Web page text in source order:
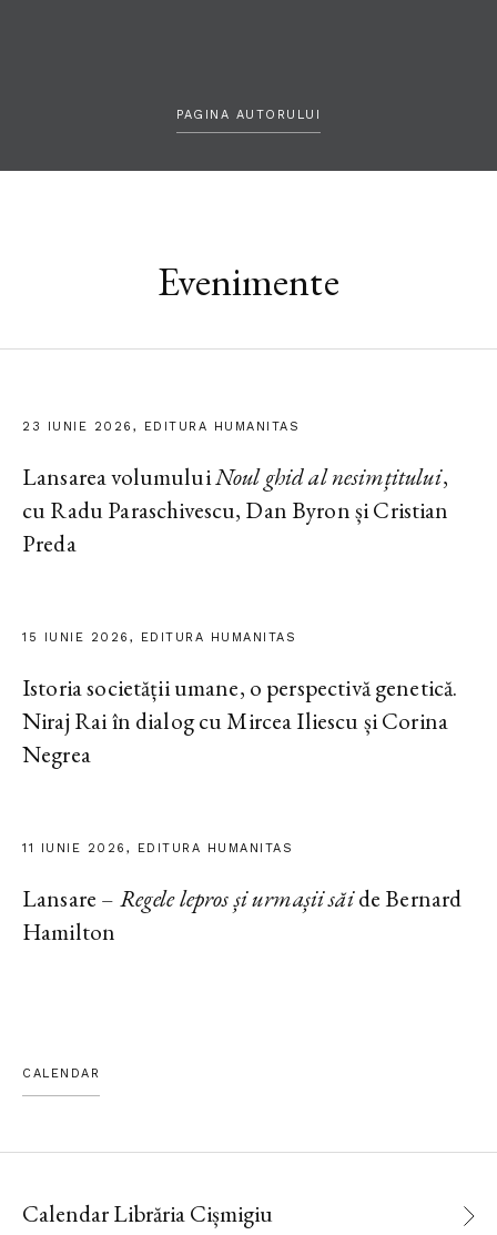
PAGINA AUTORULUI
Evenimente
23 IUNIE 2026, EDITURA HUMANITAS
Lansarea volumuluiNoul ghid al nesimțitului,
cu Radu Paraschivescu, Dan Byron și Cristian
Preda
15 IUNIE 2026, EDITURA HUMANITAS
Istoria societății umane, o perspectivă genetică.
Niraj Rai în dialog cu Mircea Iliescu și Corina
Negrea
11 IUNIE 2026, EDITURA HUMANITAS
Lansare – Regele lepros și urmașii săide Bernard
Hamilton
CALENDAR
Calendar Librăria Cișmigiu